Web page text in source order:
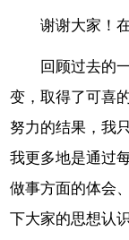
谢谢大家！
回顾过去的
变，取得了可喜
努力的结果，我
我更多地是通过
做事方面的体会
下大家的思想认